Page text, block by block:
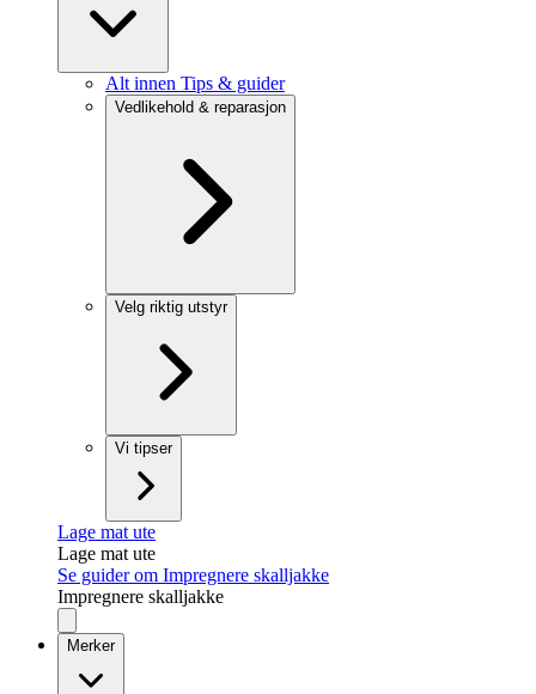
Alt innen Tips & guider
Vedlikehold & reparasjon
Velg riktig utstyr
Vi tipser
Lage mat ute
Lage mat ute
Se guider om Impregnere skalljakke
Impregnere skalljakke
Merker